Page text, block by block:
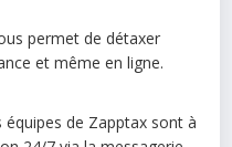
permet de détaxer
et même en ligne.
équipes de Zapptax sont à